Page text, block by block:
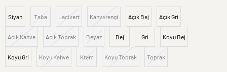
Siyah Taba Lacivert Kahverengi Açık Bej Açık Gri
Açık Kahve Açık Toprak Beyaz Bej Gri Koyu Bej
Koyu Gri Koyu Kahve Krem Koyu Toprak Toprak